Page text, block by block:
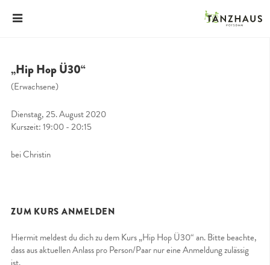
„Hip Hop Ü30“
(Erwachsene)
Dienstag, 25. August 2020
Kurszeit: 19:00 - 20:15
bei Christin
ZUM KURS ANMELDEN
Hiermit meldest du dich zu dem Kurs „Hip Hop Ü30“ an. Bitte beachte,
dass aus aktuellen Anlass pro Person/Paar nur eine Anmeldung zulässig
ist.